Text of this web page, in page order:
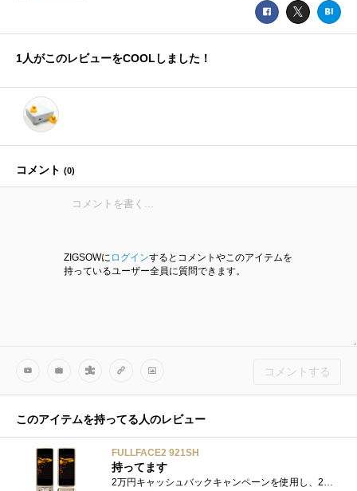
1人がこのレビューをCOOLしました！
コメント (0)
ZIGSOWに ログインするとコメントやこのアイテムを
持っているユーザー全員に質問できます。
コメントする
このアイテムを持ってる人のレビュー
FULLFACE2 921SH
持ってます
2万円キャッシュバックキャンペーンを使用し、2年使った911SHから変更しました。AQUOSではないものの、ワンセグの感度もアップ。画面もわずかな�...